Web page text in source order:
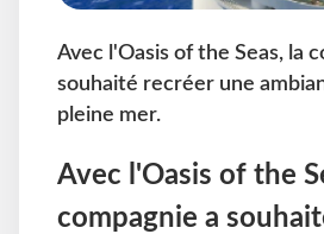
Avec l'Oasis of the Seas, la
souhaité recréer une
pleine mer.
Avec l'Oasis of the
compagnie a